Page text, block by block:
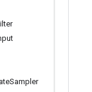
Sampler